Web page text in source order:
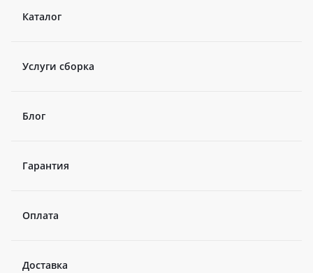
Каталог
Услуги сборка
Блог
Гарантия
Оплата
Доставка